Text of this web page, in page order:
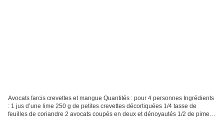
Avocats farcis crevettes et mangue Quantités : pour 4 personnes Ingrédients
: 1 jus d’une lime 250 g de petites crevettes décortiquées 1/4 tasse de
feuilles de coriandre 2 avocats coupés en deux et dénoyautés 1/2 de piment